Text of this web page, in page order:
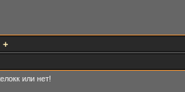
+
или нет!